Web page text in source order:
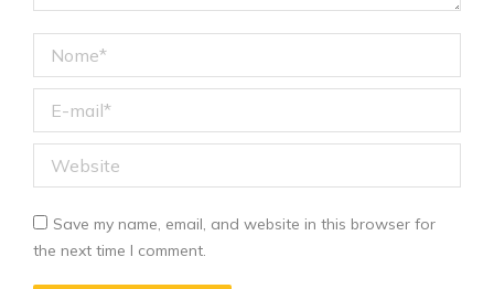
Nome *
E-mail *
Website
Save my name, email, and website in this browser for
the next time I comment.